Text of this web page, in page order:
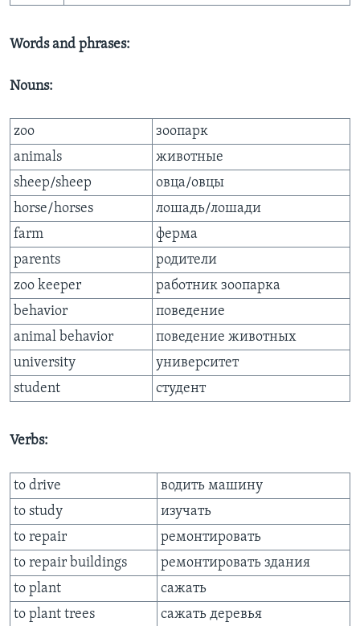
Words and phrases:
Nouns:
zoo
зоопарк
animals
животные
sheep/sheep
овца/овцы
horse/horses
лошадь/лошади
farm
ферма
parents
родители
zoo keeper
работник зоопарка
behavior
поведение
animal behavior
поведение животных
university
университет
student
студент
Verbs:
to drive
водить машину
to study
изучать
to repair
ремонтировать
to repair buildings
ремонтировать здания
to plant
сажать
to plant trees
сажать деревья